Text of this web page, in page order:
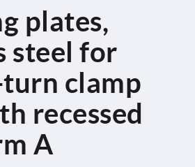
plates,
steel for
clamp
recessed
A